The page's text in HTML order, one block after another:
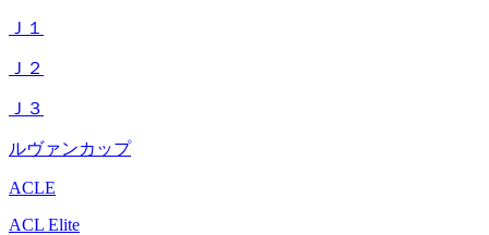
Ｊ１
Ｊ２
Ｊ３
ルヴァンカップ
ACLE
ACL Elite